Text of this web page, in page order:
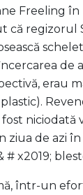
Freeling
că regizorul
de
erau
fost niciodată
ziua de azi
x2019;
într-un